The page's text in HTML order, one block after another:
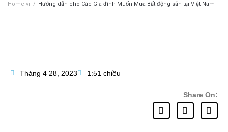
Home-vi / Hướng dẫn cho Các Gia đình Muốn Mua Bất động sản tại Việt Nam
Tháng 4 28, 2023 1:51 chiều
Share On: